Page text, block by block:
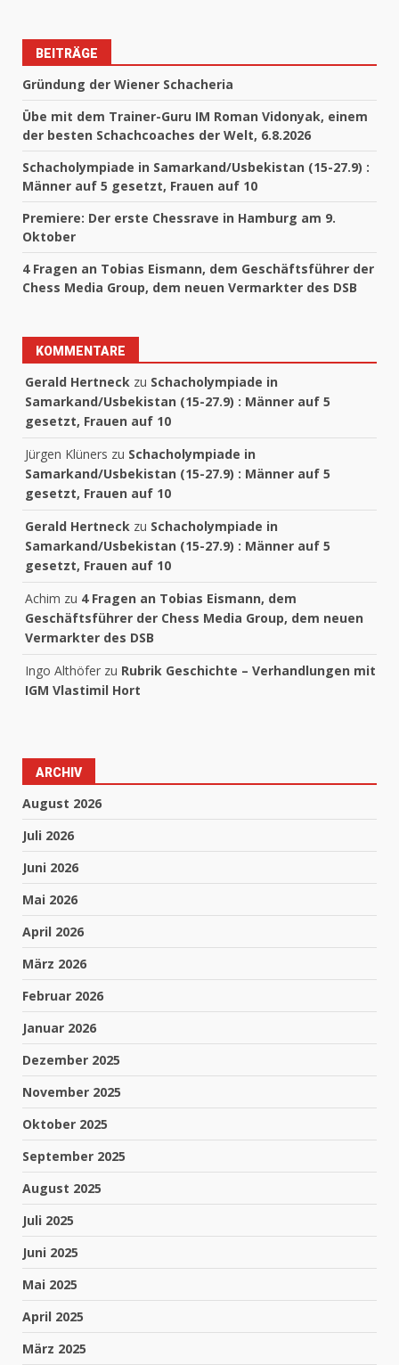
BEITRÄGE
Gründung der Wiener Schacheria
Übe mit dem Trainer-Guru IM Roman Vidonyak, einem
der besten Schachcoaches der Welt, 6.8.2026
Schacholympiade in Samarkand/Usbekistan (15-27.9) :
Männer auf 5 gesetzt, Frauen auf 10
Premiere: Der erste Chessrave in Hamburg am 9.
Oktober
4 Fragen an Tobias Eismann, dem Geschäftsführer der
Chess Media Group, dem neuen Vermarkter des DSB
KOMMENTARE
Gerald Hertneck zu Schacholympiade in
Samarkand/Usbekistan (15-27.9) : Männer auf 5
gesetzt, Frauen auf 10
Jürgen Klüners zu Schacholympiade in
Samarkand/Usbekistan (15-27.9) : Männer auf 5
gesetzt, Frauen auf 10
Gerald Hertneck zu Schacholympiade in
Samarkand/Usbekistan (15-27.9) : Männer auf 5
gesetzt, Frauen auf 10
Achim zu 4 Fragen an Tobias Eismann, dem
Geschäftsführer der Chess Media Group, dem neuen
Vermarkter des DSB
Ingo Althöfer zu Rubrik Geschichte – Verhandlungen mit
IGM Vlastimil Hort
ARCHIV
August 2026
Juli 2026
Juni 2026
Mai 2026
April 2026
März 2026
Februar 2026
Januar 2026
Dezember 2025
November 2025
Oktober 2025
September 2025
August 2025
Juli 2025
Juni 2025
Mai 2025
April 2025
März 2025